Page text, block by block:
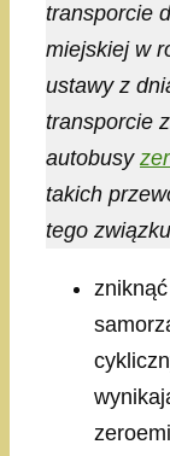
transporcie
miejskiej w
ustawy z
transporcie
autobusy
takich
tego